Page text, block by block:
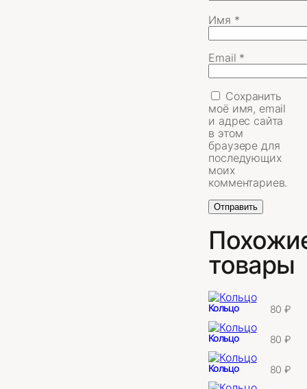
Имя *
Email *
Сохранить
моё имя, email
и адрес сайта
в этом
браузере для
последующих
моих
комментариев.
товары
Кольцо 80₽
Кольцо 80₽
Кольцо 80₽